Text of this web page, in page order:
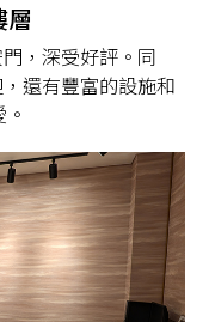
，深受好評。同
還有豐富的設施和